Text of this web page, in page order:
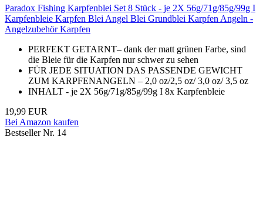
Paradox Fishing Karpfenblei Set 8 Stück - je 2X 56g/71g/85g/99g I
Karpfenbleie Karpfen Blei Angel Blei Grundblei Karpfen Angeln -
Angelzubehör Karpfen
PERFEKT GETARNT– dank der matt grünen Farbe, sind
die Bleie für die Karpfen nur schwer zu sehen
FÜR JEDE SITUATION DAS PASSENDE GEWICHT
ZUM KARPFENANGELN – 2,0 oz/2,5 oz/ 3,0 oz/ 3,5 oz
INHALT - je 2X 56g/71g/85g/99g I 8x Karpfenbleie
19,99 EUR
Bei Amazon kaufen
Bestseller Nr. 14